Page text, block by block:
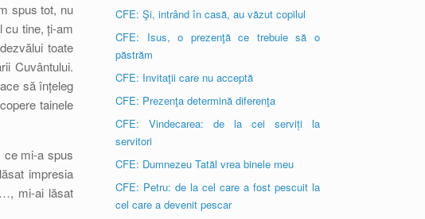
spus tot, nu
cu tine, ți-am
toate
Cuvântului.
să înțeleg
tainele
ce mi-a spus
impresia
mi-ai lăsat
CFE: Şi, intrând în casă, au văzut copilul
CFE: Isus, o prezenţă ce trebuie să o
păstrăm
CFE: Invitaţii care nu acceptă
CFE: Prezenţa determină diferenţa
CFE: Vindecarea: de la cei serviți la
servitori
CFE: Dumnezeu Tatăl vrea binele meu
CFE: Petru: de la cel care a fost pescuit la
cel care a devenit pescar